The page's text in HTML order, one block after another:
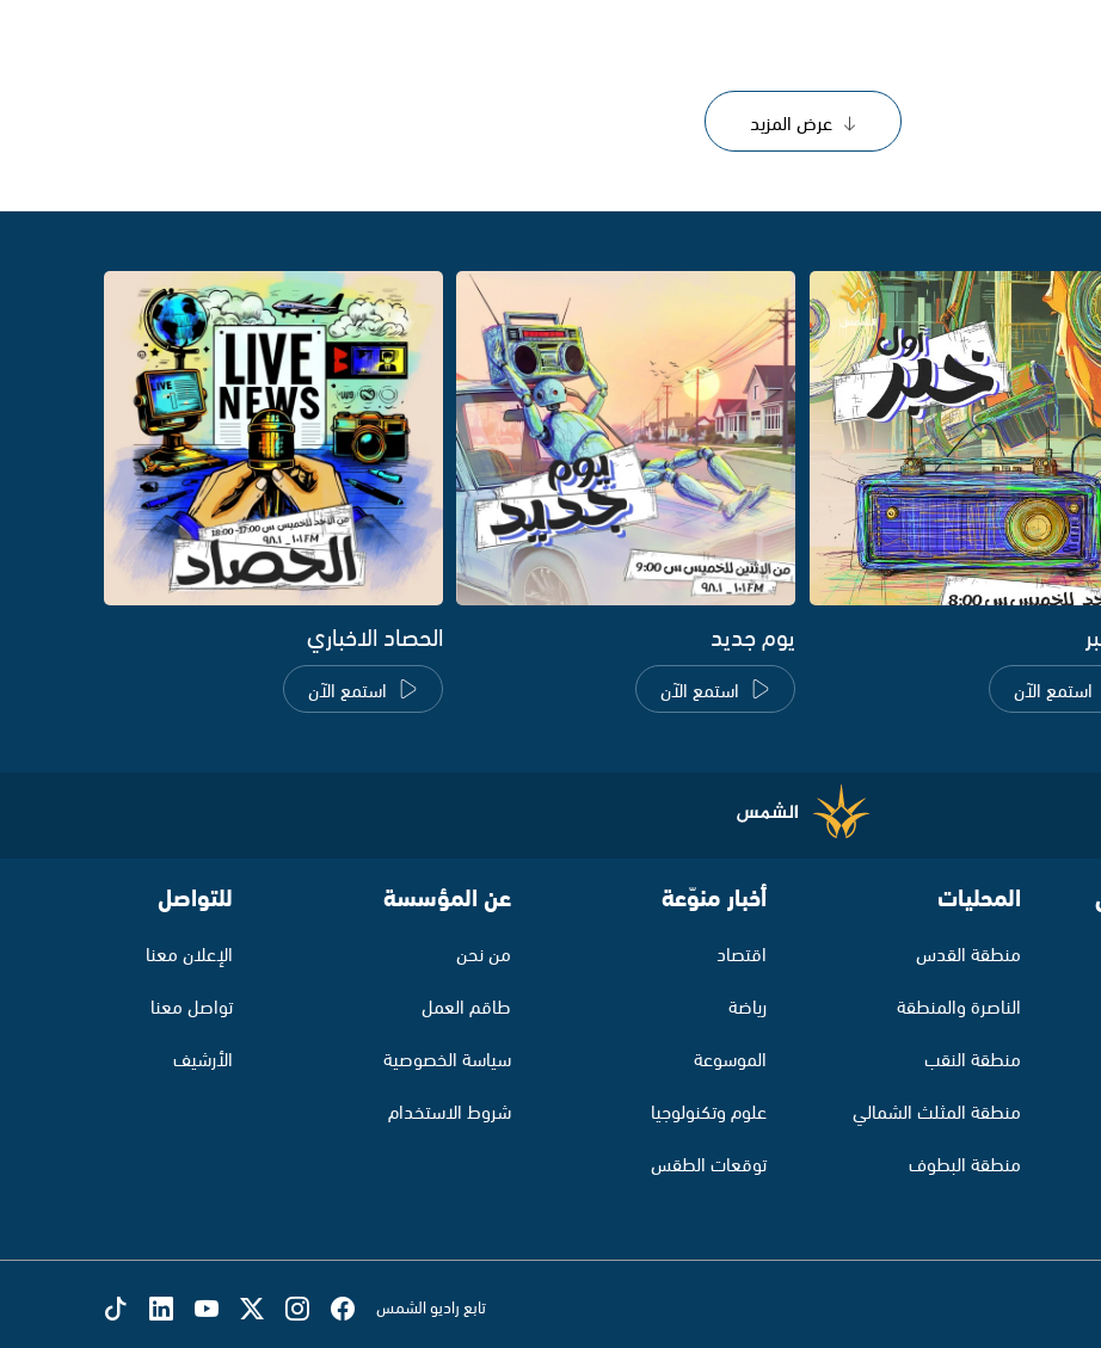
عرض المزيد
استمع الآن
يوم جديد
استمع الآن
الحصاد الاخباري
استمع الآن
المحليات
منطقة القدس
الناصرة والمنطقة
منطقة النقب
منطقة المثلث الشمالي
منطقة البطوف
أخبار منوّعة
اقتصاد
رياضة
الموسوعة
علوم وتكنولوجيا
توقعات الطقس
عن المؤسسة
من نحن
طاقم العمل
سياسة الخصوصية
شروط الاستخدام
للتواصل
الإعلان معنا
تواصل معنا
الأرشيف
تابع راديو الشمس